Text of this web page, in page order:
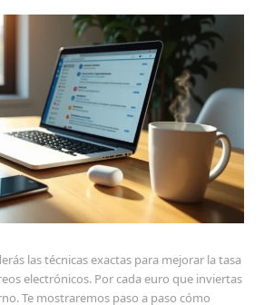
las técnicas exactas para mejorar la tasa
electrónicos. Por cada euro que inviertas
Te mostraremos paso a paso cómo